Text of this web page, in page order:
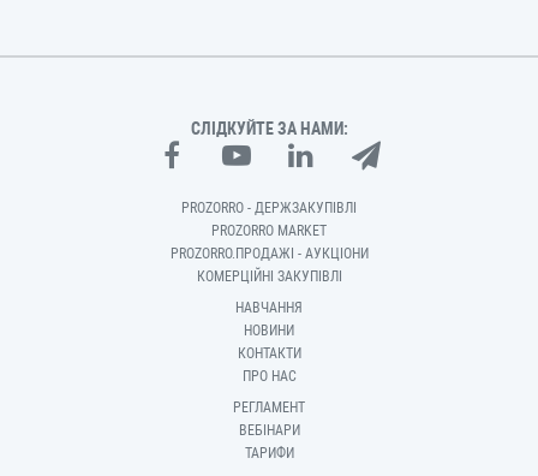
СЛІДКУЙТЕ ЗА НАМИ:
PROZORRO - ДЕРЖЗАКУПІВЛІ
PROZORRO MARKET
PROZORRO.ПРОДАЖІ - АУКЦІОНИ
КОМЕРЦІЙНІ ЗАКУПІВЛІ
НАВЧАННЯ
НОВИНИ
КОНТАКТИ
ПРО НАС
РЕГЛАМЕНТ
ВЕБІНАРИ
ТАРИФИ